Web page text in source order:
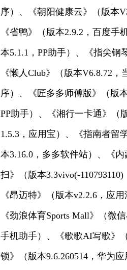
序）、《朝阳健康云》（版本
《省鸭》（版本2.9.2，百度
本5.1.1，PP助手）、《指尖钢
《懒人Club》（版本V6.8.72
序）、《匠多多师傅版》（版
PP助手）、《湘行一卡通》（
1.5.3，应用宝）、《指南者留
本3.16.0，多多软件站）、《
扫》（版本3.3vivo(-
《昂迈特》（版本v2.2.6，应
《劲浪体育Sports Mall》（微
手机助手）、《歌歌AI写歌》
锁》（版本9.6.260514，华为应